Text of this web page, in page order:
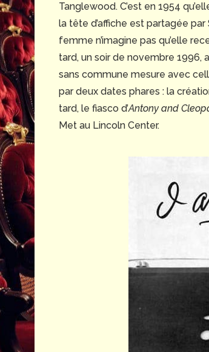
Tanglewood. C’est en 1954
la tête d’affiche est partagée
femme n’imagine pas qu’elle
tard, un soir de novembre
sans commune mesure avec
par deux dates phares : la
tard, le fiasco d’Antony and
Met au Lincoln Center.